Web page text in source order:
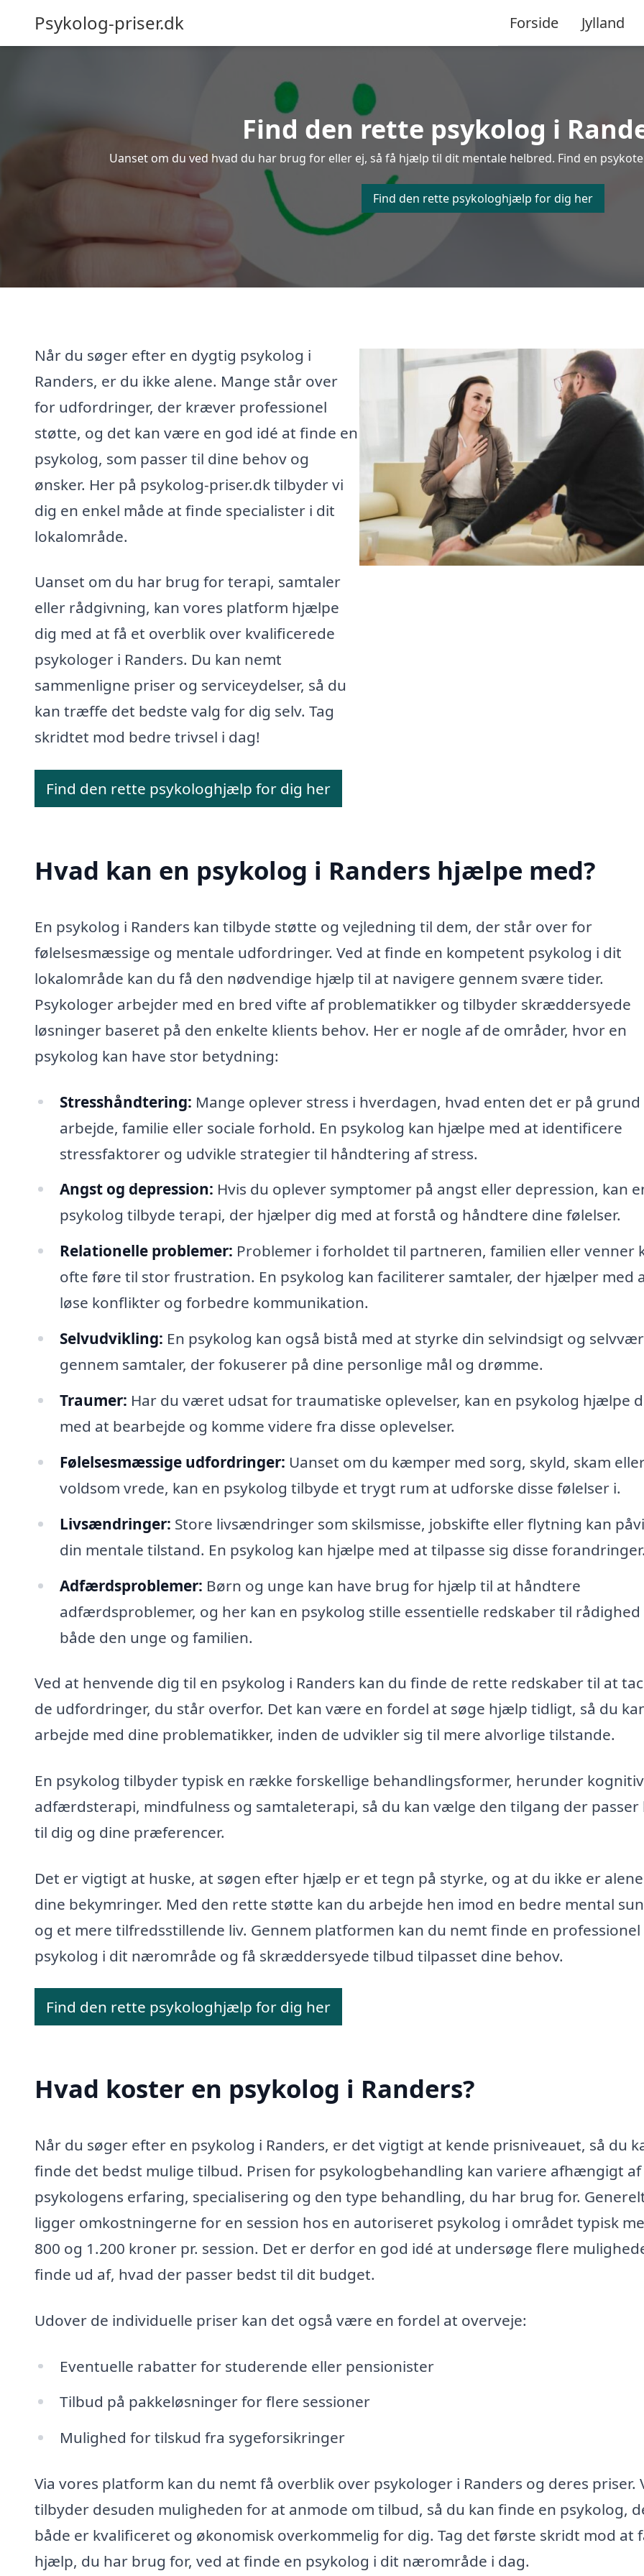
Psykolog-priser.dk Forside Jylland
Find den rette psykolog i
Uanset om du ved hvad du har brug for eller ej, så få hjælp til dit mentale helbred. Find en
Find den rette psykologhjælp for dig her
Når du søger efter en dygtig psykolog i
Randers, er du ikke alene. Mange står over
for udfordringer, der kræver professionel
støtte, og det kan være en god idé at finde en
psykolog, som passer til dine behov og
ønsker. Her på psykolog-priser.dk tilbyder vi
dig en enkel måde at finde specialister i dit
lokalområde.
Uanset om du har brug for terapi, samtaler
eller rådgivning, kan vores platform hjælpe
dig med at få et overblik over kvalificerede
psykologer i Randers. Du kan nemt
sammenligne priser og serviceydelser, så du
kan træffe det bedste valg for dig selv. Tag
skridtet mod bedre trivsel i dag!
Find den rette psykologhjælp for dig her
Hvad kan en psykolog i Randers hjælpe med?
En psykolog i Randers kan tilbyde støtte og vejledning til dem, der står over for
følelsesmæssige og mentale udfordringer. Ved at finde en kompetent psykolog i dit
lokalområde kan du få den nødvendige hjælp til at navigere gennem svære tider.
Psykologer arbejder med en bred vifte af problematikker og tilbyder skræddersyede
løsninger baseret på den enkelte klients behov. Her er nogle af de områder, hvor en
psykolog kan have stor betydning:
Stresshåndtering: Mange oplever stress i hverdagen, hvad enten det er på grund
arbejde, familie eller sociale forhold. En psykolog kan hjælpe med at identificere
stressfaktorer og udvikle strategier til håndtering af stress.
Angst og depression: Hvis du oplever symptomer på angst eller depression, kan
psykolog tilbyde terapi, der hjælper dig med at forstå og håndtere dine følelser.
Relationelle problemer: Problemer i forholdet til partneren, familien eller venner
ofte føre til stor frustration. En psykolog kan faciliterer samtaler, der hjælper med
løse konflikter og forbedre kommunikation.
Selvudvikling: En psykolog kan også bistå med at styrke din selvindsigt og
gennem samtaler, der fokuserer på dine personlige mål og drømme.
Traumer: Har du været udsat for traumatiske oplevelser, kan en psykolog hjælpe
med at bearbejde og komme videre fra disse oplevelser.
Følelsesmæssige udfordringer: Uanset om du kæmper med sorg, skyld, skam
voldsom vrede, kan en psykolog tilbyde et trygt rum at udforske disse følelser i.
Livsændringer: Store livsændringer som skilsmisse, jobskifte eller flytning kan
din mentale tilstand. En psykolog kan hjælpe med at tilpasse sig disse forandringer.
Adfærdsproblemer: Børn og unge kan have brug for hjælp til at håndtere
adfærdsproblemer, og her kan en psykolog stille essentielle redskaber til
både den unge og familien.
Ved at henvende dig til en psykolog i Randers kan du finde de rette redskaber til at
de udfordringer, du står overfor. Det kan være en fordel at søge hjælp tidligt, så du
arbejde med dine problematikker, inden de udvikler sig til mere alvorlige tilstande.
En psykolog tilbyder typisk en række forskellige behandlingsformer, herunder kognitiv
adfærdsterapi, mindfulness og samtaleterapi, så du kan vælge den tilgang der passer
til dig og dine præferencer.
Det er vigtigt at huske, at søgen efter hjælp er et tegn på styrke, og at du ikke er
dine bekymringer. Med den rette støtte kan du arbejde hen imod en bedre mental
og et mere tilfredsstillende liv. Gennem platformen kan du nemt finde en professionel
psykolog i dit nærområde og få skræddersyede tilbud tilpasset dine behov.
Find den rette psykologhjælp for dig her
Hvad koster en psykolog i Randers?
Når du søger efter en psykolog i Randers, er det vigtigt at kende prisniveauet, så du
finde det bedst mulige tilbud. Prisen for psykologbehandling kan variere afhængigt af
psykologens erfaring, specialisering og den type behandling, du har brug for.
ligger omkostningerne for en session hos en autoriseret psykolog i området typisk
800 og 1.200 kroner pr. session. Det er derfor en god idé at undersøge flere
finde ud af, hvad der passer bedst til dit budget.
Udover de individuelle priser kan det også være en fordel at overveje:
Eventuelle rabatter for studerende eller pensionister
Tilbud på pakkeløsninger for flere sessioner
Mulighed for tilskud fra sygeforsikringer
Via vores platform kan du nemt få overblik over psykologer i Randers og deres priser.
tilbyder desuden muligheden for at anmode om tilbud, så du kan finde en psykolog,
både er kvalificeret og økonomisk overkommelig for dig. Tag det første skridt mod at
hjælp, du har brug for, ved at finde en psykolog i dit nærområde i dag.